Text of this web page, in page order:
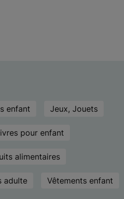
enfant Jeux, Jouets
pour enfant
alimentaires
adulte Vêtements enfant